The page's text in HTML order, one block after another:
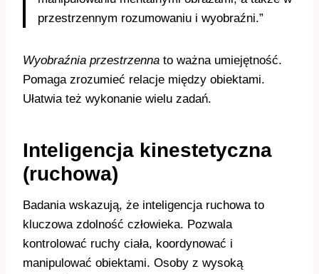
przestrzennym rozumowaniu i wyobraźni.”
Wyobraźnia przestrzenna to ważna umiejętność.
Pomaga zrozumieć relacje między obiektami.
Ułatwia też wykonanie wielu zadań.
Inteligencja kinestetyczna
(ruchowa)
Badania wskazują, że inteligencja ruchowa to
kluczowa zdolność człowieka. Pozwala
kontrolować ruchy ciała, koordynować i
manipulować obiektami. Osoby z wysoką